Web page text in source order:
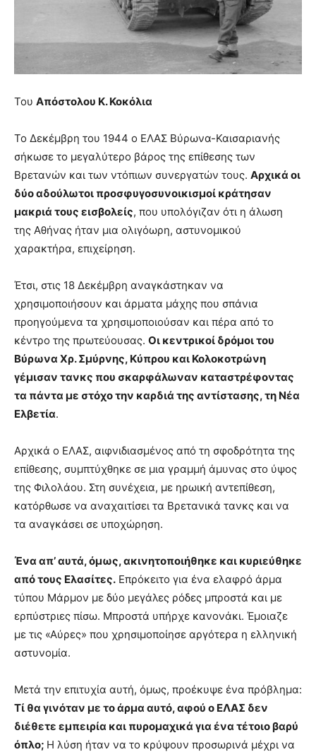
hd
Του Απόστολου Κ. Κοκόλια
Το Δεκέμβρη του 1944 ο ΕΛΑΣ Βύρωνα-Καισαριανής
σήκωσε το μεγαλύτερο βάρος της επίθεσης των
Βρετανών και των ντόπιων συνεργατών τους. Αρχικά οι
δύο αδούλωτοι προσφυγοσυνοικισμοί κράτησαν
μακριά τους εισβολείς, που υπολόγιζαν ότι η άλωση
της Αθήνας ήταν μια ολιγόωρη, αστυνομικού
χαρακτήρα, επιχείρηση.
Έτσι, στις 18 Δεκέμβρη αναγκάστηκαν να
χρησιμοποιήσουν και άρματα μάχης που σπάνια
προηγούμενα τα χρησιμοποιούσαν και πέρα από το
κέντρο της πρωτεύουσας. Οι κεντρικοί δρόμοι του
Βύρωνα Χρ. Σμύρνης, Κύπρου και Κολοκοτρώνη
γέμισαν τανκς που σκαρφάλωναν καταστρέφοντας
τα πάντα με στόχο την καρδιά της αντίστασης, τη Νέα
Ελβετία.
Αρχικά ο ΕΛΑΣ, αιφνιδιασμένος από τη σφοδρότητα της
επίθεσης, συμπτύχθηκε σε μια γραμμή άμυνας στο ύψος
της Φιλολάου. Στη συνέχεια, με ηρωική αντεπίθεση,
κατόρθωσε να αναχαιτίσει τα Βρετανικά τανκς και να
τα αναγκάσει σε υποχώρηση.
Ένα απ’ αυτά, όμως, ακινητοποιήθηκε και κυριεύθηκε
από τους Ελασίτες. Επρόκειτο για ένα ελαφρό άρμα
τύπου Μάρμον με δύο μεγάλες ρόδες μπροστά και με
ερπύστριες πίσω. Μπροστά υπήρχε κανονάκι. Έμοιαζε
με τις «Αύρες» που χρησιμοποίησε αργότερα η ελληνική
αστυνομία.
Μετά την επιτυχία αυτή, όμως, προέκυψε ένα πρόβλημα:
Τί θα γινόταν με το άρμα αυτό, αφού ο ΕΛΑΣ δεν
διέθετε εμπειρία και πυρομαχικά για ένα τέτοιο βαρύ
όπλο; Η λύση ήταν να το κρύψουν προσωρινά μέχρι να